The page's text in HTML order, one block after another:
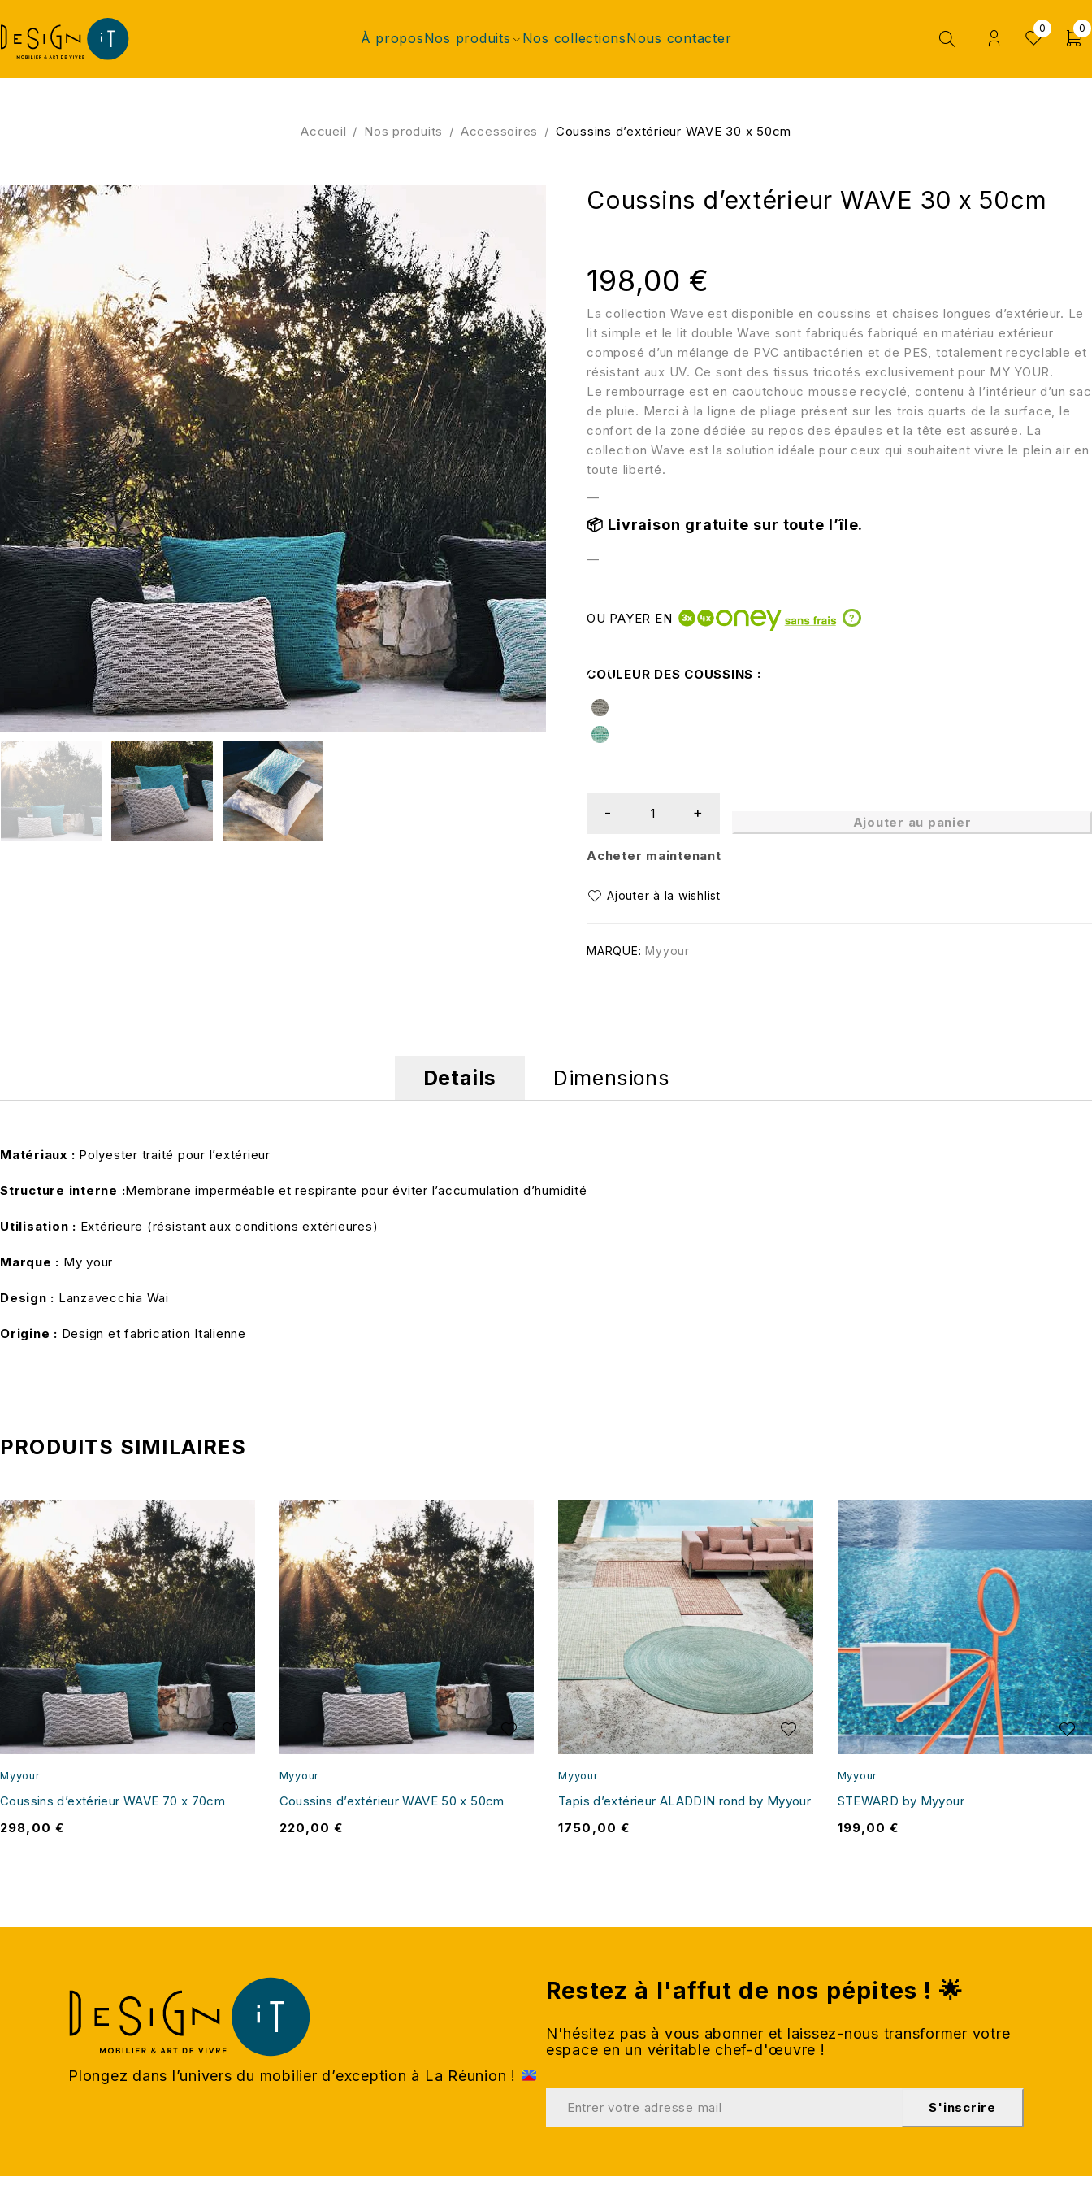
À proposNos produits Nos collectionsNous contacter
0 0
Accueil / Nos produits / Accessoires / Coussins d’extérieur WAVE 30 x 50cm
Coussins d’extérieur WAVE 30 x 50cm
La collection Wave est disponible en coussins et chaises longues d’extérieur. Le
lit simple et le lit double Wave sont fabriqués fabriqué en matériau extérieur
composé d’un mélange de PVC antibactérien et de PES, totalement recyclable et
résistant aux UV. Ce sont des tissus tricotés exclusivement pour MY YOUR.
Le rembourrage est en caoutchouc mousse recyclé, contenu à l’intérieur d’un sac
de pluie. Merci à la ligne de pliage présent sur les trois quarts de la surface, le
confort de la zone dédiée au repos des épaules et la tête est assurée. La
collection Wave est la solution idéale pour ceux qui souhaitent vivre le plein air en
toute liberté.
—
📦 Livraison gratuite sur toute l’île.
—
198,00 €
OU PAYER EN ?
COULEUR DES COUSSINS
Ajouter au panier
Acheter maintenant
MARQUE: Myyour
Details Dimensions
Matériaux : Polyester traité pour l’extérieur
Structure interne :Membrane imperméable et respirante pour éviter l’accumulation d’humidité
Utilisation : Extérieure (résistant aux conditions extérieures)
Marque : My your
Design : Lanzavecchia Wai
Origine : Design et fabrication Italienne
PRODUITS SIMILAIRES
Myyour
Coussins d’extérieur WAVE 70 x 70cm
298,00 €
Myyour
Coussins d’extérieur WAVE 50 x 50cm
220,00€
Myyour
Tapis d’extérieur ALADDIN rond by Myyour
1750,00 €
Myyour
STEWARD by Myyour
199,00€
Plongez dans l’univers du mobilier d’exception à La Réunion !
Restez à l'affut de nos pépites ! 🌟
N'hésitez pas à vous abonner et laissez-nous transformer votre
espace en un véritable chef-d'œuvre !
S'inscrire